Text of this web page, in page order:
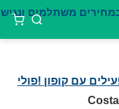
עם קופון !פולי